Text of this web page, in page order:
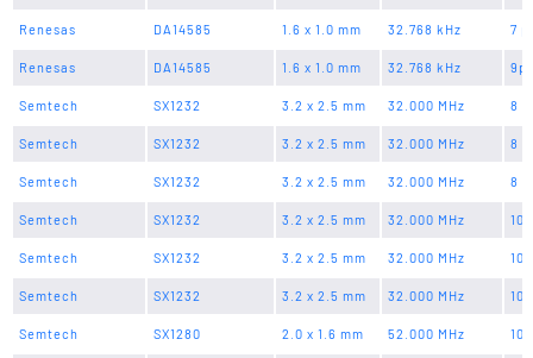
Renesas DA14585 1.6 x 1.0 mm 32.768 kHz 7
Renesas DA14585 1.6 x 1.0 mm 32.768 kHz
Semtech SX1232 3.2 x 2.5 mm 32.000 MHz 8
Semtech SX1232 3.2 x 2.5 mm 32.000 MHz 8
Semtech SX1232 3.2 x 2.5 mm 32.000 MHz 8
Semtech SX1232 3.2 x 2.5 mm 32.000 MHz 10
Semtech SX1232 3.2 x 2.5 mm 32.000 MHz 10
Semtech SX1232 3.2 x 2.5 mm 32.000 MHz 10
Semtech SX1280 2.0 x 1.6 mm 52.000 MHz 10